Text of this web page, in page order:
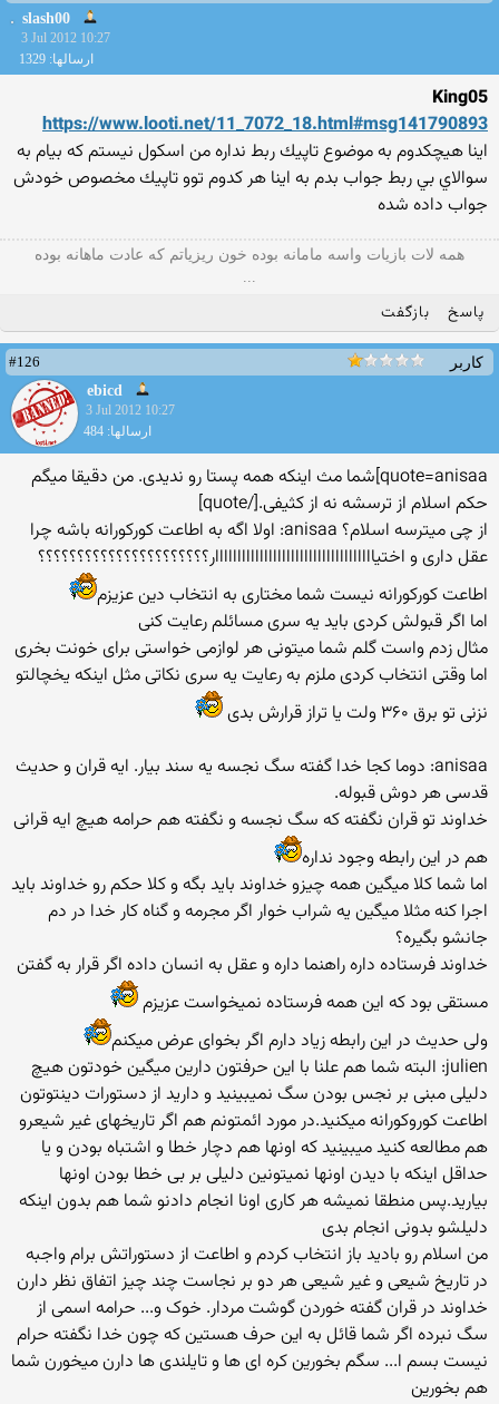
slash00
3 Jul 2012 10:27
ارسالها: 1329
King05
https://www.looti.net/11_7072_18.html#msg141790893
اينا هيچكدوم به موضوع تاپيك ربط نداره من اسكول نيستم كه بيام به
سوالاي بي ربط جواب بدم به اينا هر كدوم توو تاپيك مخصوص خودش
جواب داده شده
همه لات بازیات واسه مامانه بوده خون ریزیاتم که عادت ماهانه بوده
...
پاسخ بازگفت
کاربر
#126
ebicd
3 Jul 2012 10:27
ارسالها: 484
quote=anisaa]شما مث اینکه همه پستا رو ندیدی. من دقیقا میگم
حکم اسلام از ترسشه نه از کثیفی.[/quote]
از چی میترسه اسلام؟ anisaa: اولا اگه به اطاعت کورکورانه باشه چرا
عقل داری و اختیاااااااااااااااااااااااااااااااااااار؟؟؟؟؟؟؟؟؟؟؟؟؟؟؟؟؟؟؟؟؟؟
اطاعت کورکورانه نیست شما مختاری به انتخاب دین عزیزم
اما اگر قبولش کردی باید یه سری مسائلم رعایت کنی
مثال زدم واست گلم شما میتونی هر لوازمی خواستی برای خونت بخری
اما وقتی انتخاب کردی ملزم به رعایت یه سری نکاتی مثل اینکه یخچالتو
نزنی تو برق ۳۶۰ ولت یا تراز قرارش بدی
anisaa: دوما کجا خدا گفته سگ نجسه یه سند بیار. ایه قران و حدیث
قدسی هر دوش قبوله.
خداوند تو قران نگفته که سگ نجسه و نگفته هم حرامه هیچ ایه قرانی
هم در این رابطه وجود نداره
اما شما کلا میگین همه چیزو خداوند باید بگه و کلا حکم رو خداوند باید
اجرا کنه مثلا میگین یه شراب خوار اگر مجرمه و گناه کار خدا در دم
جانشو بگیره؟
خداوند فرستاده داره راهنما داره و عقل به انسان داده اگر قرار به گفتن
مستقی بود که این همه فرستاده نمیخواست عزیزم
ولی حدیث در این رابطه زیاد دارم اگر بخوای عرض میکنم
julien: البته شما هم علنا با این حرفتون دارین میگین خودتون هیچ
دلیلی مبنی بر نجس بودن سگ نمیبینید و دارید از دستورات دینتوتون
اطاعت کوروکورانه میکنید.در مورد ائمتونم هم اگر تاریخهای غیر شیعرو
هم مطالعه کنید میبینید که اونها هم دچار خطا و اشتباه بودن و یا
حداقل اینکه با دیدن اونها نمیتونین دلیلی بر بی خطا بودن اونها
بیارید.پس منطقا نمیشه هر کاری اونا انجام دادنو شما هم بدون اینکه
دلیلشو بدونی انجام بدی
من اسلام رو بادید باز انتخاب کردم و اطاعت از دستوراتش برام واجبه
در تاریخ شیعی و غیر شیعی هر دو بر نجاست چند چیز اتفاق نظر دارن
خداوند در قران گفته خوردن گوشت مردار. خوک و... حرامه اسمی از
سگ نبرده اگر شما قائل به این حرف هستین که چون خدا نگفته حرام
نیست بسم ا... سگم بخورین کره ای ها و تایلندی ها دارن میخورن شما
هم بخورین